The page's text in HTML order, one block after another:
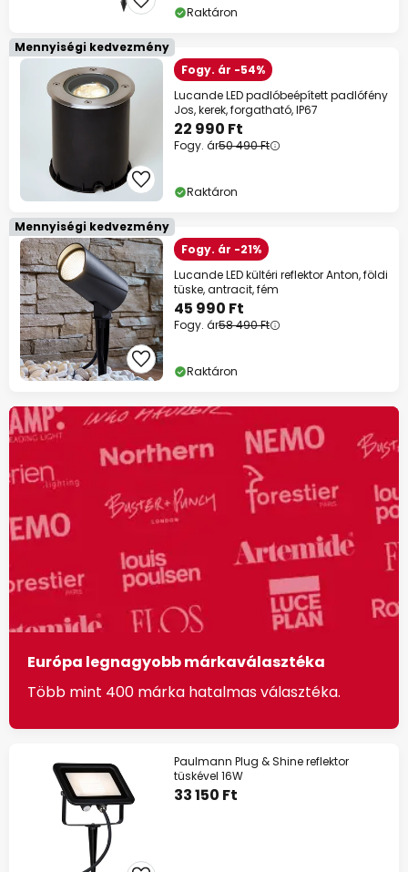
Raktáron
Mennyiségi kedvezmény
Fogy. ár -54%
Lucande LED padlóbeépített padlófény
Jos, kerek, forgatható, IP67
22 990 Ft
Fogy. ár50 490 Ft
Raktáron
Mennyiségi kedvezmény
Fogy. ár -21%
Lucande LED kültéri reflektor Anton, földi
tüske, antracit, fém
45 990 Ft
Fogy. ár58 490 Ft
Raktáron
Európa legnagyobb márkaválasztéka
Több mint 400 márka hatalmas választéka.
Paulmann Plug & Shine reflektor
tüskével 16W
33 150 Ft